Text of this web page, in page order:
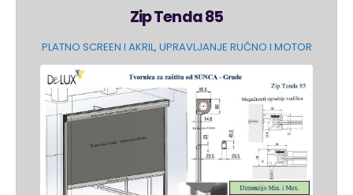
Zip Tenda 85
PLATNO SCREEN I AKRIL, UPRAVLJANJE RUČNO I MOTOR